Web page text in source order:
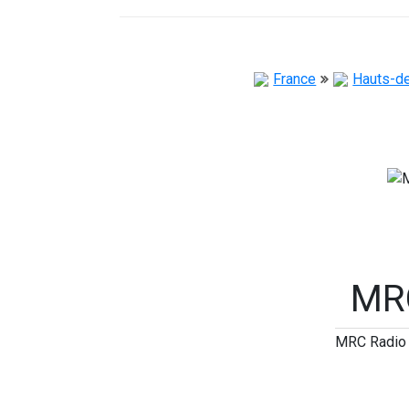
France Hauts-
MRC